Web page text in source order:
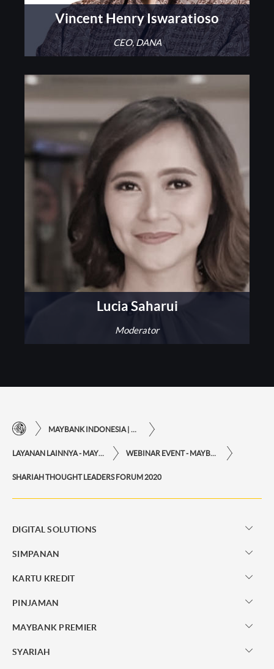
Vincent Henry Iswaratioso
CEO, DANA
Lucia Saharui
Moderator
SHARIAH THOUGHT LEADERS FORUM 2020
DIGITAL SOLUTIONS
SIMPANAN
KARTU KREDIT
PINJAMAN
MAYBANK PREMIER
SYARIAH